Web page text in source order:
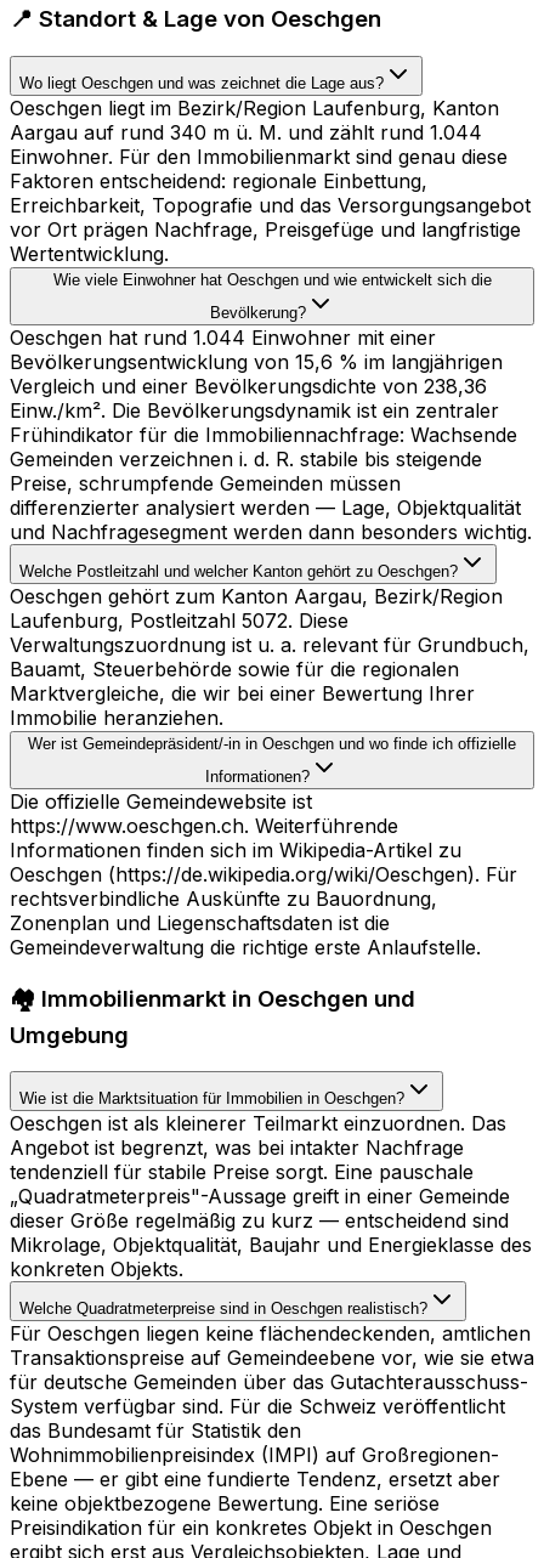
📍 Standort & Lage von Oeschgen
Wo liegt Oeschgen und was zeichnet die Lage aus?
Oeschgen liegt im Bezirk/Region Laufenburg, Kanton
Aargau auf rund 340 m ü. M. und zählt rund 1.044
Einwohner. Für den Immobilienmarkt sind genau diese
Faktoren entscheidend: regionale Einbettung,
Erreichbarkeit, Topografie und das Versorgungsangebot
vor Ort prägen Nachfrage, Preisgefüge und langfristige
Wertentwicklung.
Wie viele Einwohner hat Oeschgen und wie entwickelt sich die
Bevölkerung?
Oeschgen hat rund 1.044 Einwohner mit einer
Bevölkerungsentwicklung von 15,6 % im langjährigen
Vergleich und einer Bevölkerungsdichte von 238,36
Einw./km². Die Bevölkerungsdynamik ist ein zentraler
Frühindikator für die Immobiliennachfrage: Wachsende
Gemeinden verzeichnen i. d. R. stabile bis steigende
Preise, schrumpfende Gemeinden müssen
differenzierter analysiert werden — Lage, Objektqualität
und Nachfragesegment werden dann besonders wichtig.
Welche Postleitzahl und welcher Kanton gehört zu Oeschgen?
Oeschgen gehört zum Kanton Aargau, Bezirk/Region
Laufenburg, Postleitzahl 5072. Diese
Verwaltungszuordnung ist u. a. relevant für Grundbuch,
Bauamt, Steuerbehörde sowie für die regionalen
Marktvergleiche, die wir bei einer Bewertung Ihrer
Immobilie heranziehen.
Wer ist Gemeindepräsident/-in in Oeschgen und wo finde ich offizielle
Informationen?
Die offizielle Gemeindewebsite ist
https://www.oeschgen.ch. Weiterführende
Informationen finden sich im Wikipedia-Artikel zu
Oeschgen (https://de.wikipedia.org/wiki/Oeschgen). Für
rechtsverbindliche Auskünfte zu Bauordnung,
Zonenplan und Liegenschaftsdaten ist die
Gemeindeverwaltung die richtige erste Anlaufstelle.
🏘️ Immobilienmarkt in Oeschgen und
Umgebung
Wie ist die Marktsituation für Immobilien in Oeschgen?
Oeschgen ist als kleinerer Teilmarkt einzuordnen. Das
Angebot ist begrenzt, was bei intakter Nachfrage
tendenziell für stabile Preise sorgt. Eine pauschale
„Quadratmeterpreis"-Aussage greift in einer Gemeinde
dieser Größe regelmäßig zu kurz — entscheidend sind
Mikrolage, Objektqualität, Baujahr und Energieklasse des
konkreten Objekts.
Welche Quadratmeterpreise sind in Oeschgen realistisch?
Für Oeschgen liegen keine flächendeckenden, amtlichen
Transaktionspreise auf Gemeindeebene vor, wie sie etwa
für deutsche Gemeinden über das Gutachterausschuss-
System verfügbar sind. Für die Schweiz veröffentlicht
das Bundesamt für Statistik den
Wohnimmobilienpreisindex (IMPI) auf Großregionen-
Ebene — er gibt eine fundierte Tendenz, ersetzt aber
keine objektbezogene Bewertung. Eine seriöse
Preisindikation für ein konkretes Objekt in Oeschgen
ergibt sich erst aus Vergleichsobjekten, Lage und